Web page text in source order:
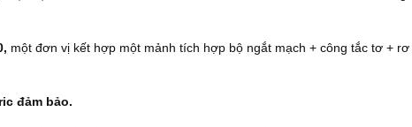
một đơn vị kết hợp một mảnh tích hợp bộ ngắt mạch + công tắc tơ + rơ
đảm bảo.